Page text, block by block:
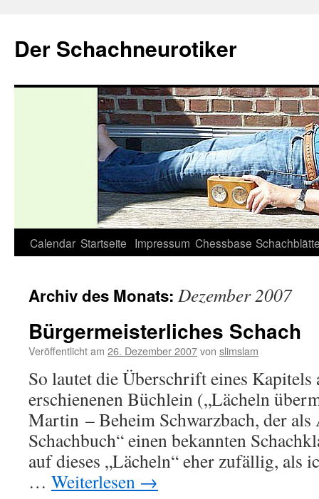
springen
Der Schachneurotiker
Calendar Startseite Impressum Chessbase
Archiv des Monats: Dezember 2007
Bürgermeisterliches Schach
Veröffentlicht am 26. Dezember 2007von slimslam
So lautet die Überschrift eines Kapitels
erschienenen Büchlein („Lächeln
Martin – Beheim Schwarzbach, der
Schachbuch“ einen bekannten
auf dieses „Lächeln“ eher zufällig, als
… Weiterlesen →